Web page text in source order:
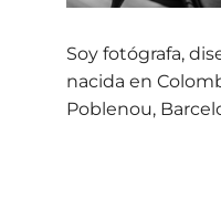
Soy fotógrafa,
nacida en
Poblenou,